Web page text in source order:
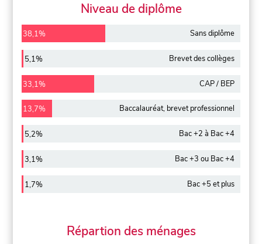
Niveau de diplôme
38,1% Sans diplôme
5,1% Brevet des collèges
33,1% CAP / BEP
13,7% Baccalauréat, brevet professionnel
5,2% Bac +2 à Bac +4
3,1% Bac +3 ou Bac +4
1,7% Bac +5 et plus
Répartion des ménages